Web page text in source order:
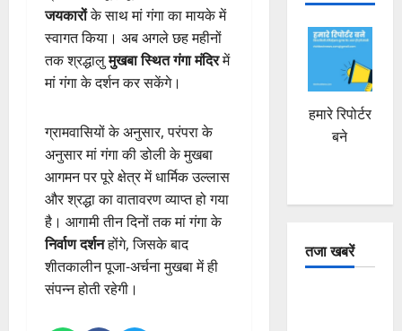
जयकारोंके साथ मां गंगा का मायके में
स्वागत किया। अब अगले छह महीनों
तक श्रद्धालुमुखबा स्थित गंगा मंदिरमें
मां गंगा के दर्शन कर सकेंगे।
ग्रामवासियों के अनुसार, परंपरा के
अनुसार मां गंगा की डोली के मुखबा
आगमन पर पूरे क्षेत्र में धार्मिक उल्लास
और श्रद्धा का वातावरण व्याप्त हो गया
है। आगामी तीन दिनों तक मां गंगा के
निर्वाण दर्शनहोंगे, जिसके बाद
शीतकालीन पूजा-अर्चना मुखबा में ही
संपन्न होती रहेगी।
हमारे रिपोर्टर
बने
तजा खबरें